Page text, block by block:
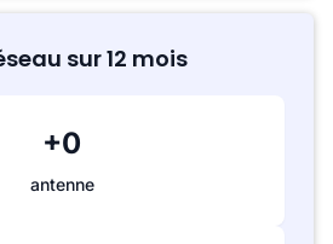
sur 12 mois
+0
antenne